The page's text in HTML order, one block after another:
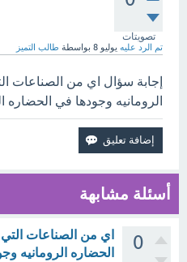
تصويتات
تم الرد عليه يوليو 8 بواسطة طالب التميز
إجابة سؤال اي من الصناعات
الرومانيه وجودها في الحضاره
أسئلة مشابهة
0
اي من الصناعات
الحضاره الرومانيه